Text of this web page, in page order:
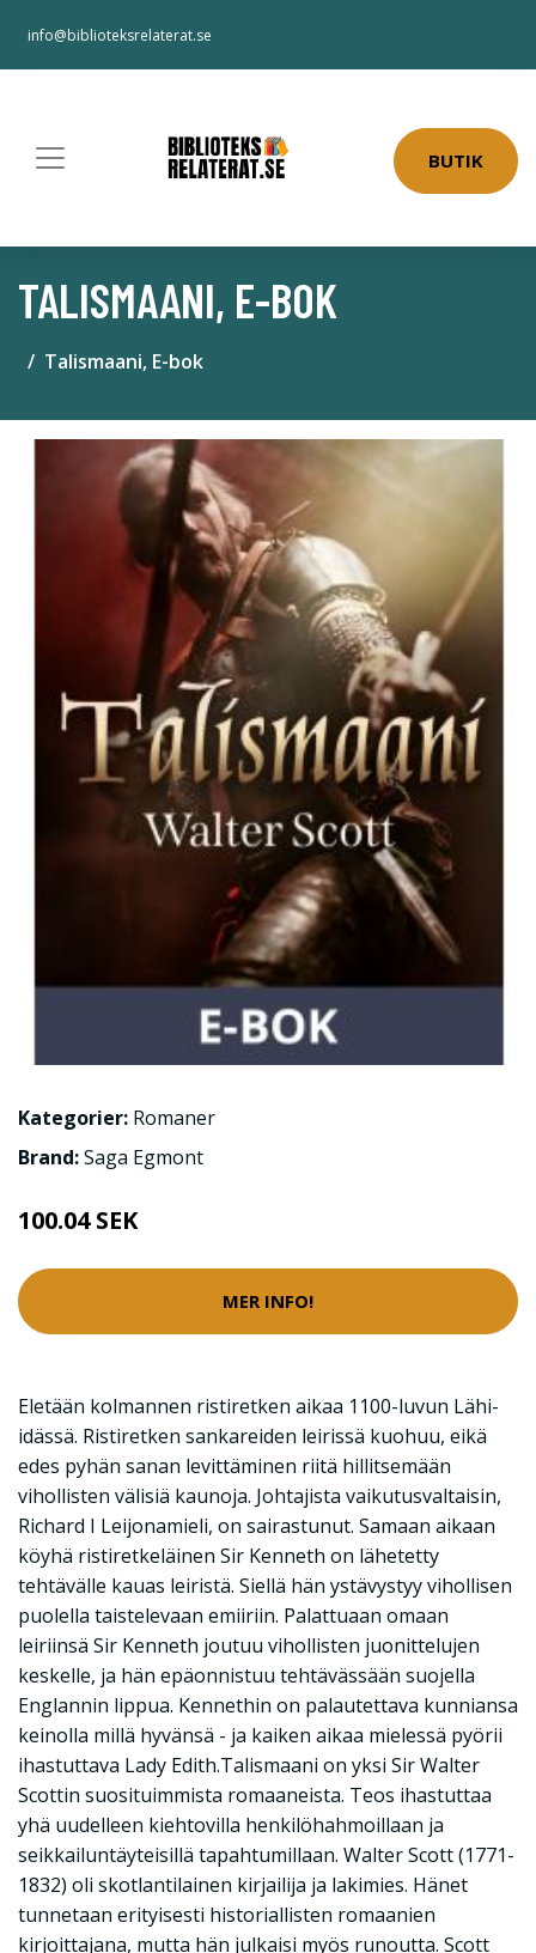
info@biblioteksrelaterat.se
BUTIK
TALISMAANI, E-BOK
Talismaani, E-bok
Kategorier: Romaner
Brand:Saga Egmont
100.04 SEK
MER INFO!
Eletään kolmannen ristiretken aikaa 1100-luvun Lähi-
idässä. Ristiretken sankareiden leirissä kuohuu, eikä
edes pyhän sanan levittäminen riitä hillitsemään
vihollisten välisiä kaunoja. Johtajista vaikutusvaltaisin,
Richard I Leijonamieli, on sairastunut. Samaan aikaan
köyhä ristiretkeläinen Sir Kenneth on lähetetty
tehtävälle kauas leiristä. Siellä hän ystävystyy vihollisen
puolella taistelevaan emiiriin. Palattuaan omaan
leiriinsä Sir Kenneth joutuu vihollisten juonittelujen
keskelle, ja hän epäonnistuu tehtävässään suojella
Englannin lippua. Kennethin on palautettava kunniansa
keinolla millä hyvänsä - ja kaiken aikaa mielessä pyörii
ihastuttava Lady Edith.Talismaani on yksi Sir Walter
Scottin suosituimmista romaaneista. Teos ihastuttaa
yhä uudelleen kiehtovilla henkilöhahmoillaan ja
seikkailuntäyteisillä tapahtumillaan. Walter Scott (1771-
1832) oli skotlantilainen kirjailija ja lakimies. Hänet
tunnetaan erityisesti historiallisten romaanien
kirjoittajana, mutta hän julkaisi myös runoutta. Scott